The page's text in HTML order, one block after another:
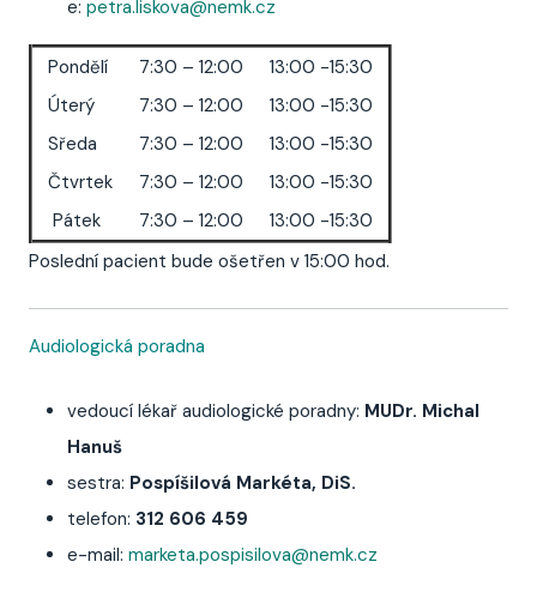
e: petra.liskova@nemk.cz
Pondělí 7:30 – 12:00
13:00 -15:30
Úterý
7:30 – 12:00
13:00 -15:30
Sředa
7:30 – 12:00
13:00 -15:30
Čtvrtek
7:30 – 12:00
13:00 -15:30
Pátek
7:30 – 12:00
13:00 -15:30
Poslední pacient bude ošetřen v 15:00 hod.
Audiologická poradna
vedoucí lékař audiologické poradny: MUDr. Michal
Hanuš
sestra: Pospíšilová Markéta, DiS.
telefon: 312 606 459
e-mail: marketa.pospisilova@nemk.cz